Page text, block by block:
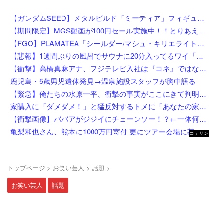
【ガンダムSEED】メタルビルド「ミーティア」フィギュア【プレバン受注開始】
【期間限定】MGS動画が100円セール実施中！！とりあえず全部買うやろｗｗｗｗｗ
【FGO】PLAMATEA「シールダー/マシュ・キリエライト〔オルテナウス〕」プラモデル【明日先行予約開始】
【悲報】1週間ぶりの風呂でサウナに20分入ってるワイ「んふぅ…全身の毛穴からくっさい汗ドバドバ出てるぅ…」←これw w w w w w w
【衝撃】高橋真麻アナ、フジテレビ入社は『コネ』ではないが…「忖度じゃないですか？」←これw w w w w w w w
鹿児島・5歳男児遺体発見→温泉施設スタッフが胸中語る
【緊急】俺たちの水原一平、衝撃の事実がここにきて判明！！一発逆転へ！！←これw w w w w w w w w
家購入に「ダメダメ！」と猛反対するトメに「あなたの家じゃありません」と言い放った結果→激怒したトメが自ら〇〇を口にして最高の展開へｗｗｗｗｗｗ
【衝撃画像】ババアがジジイにチェーンソー！？←一体何があったんやコレw w w w w w w w w
亀梨和也さん、熊本に1000万円寄付 更にツアー会場に募金箱設置
コテリン
トップページ > お笑い芸人 > 話題 >
お笑い芸人
話題